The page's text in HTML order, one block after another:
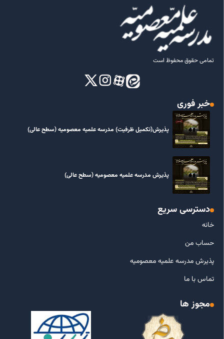
تمامی حقوق محفوظ است
خبر فوری
پذیرش(تکمیل ظرفیت) مدرسه علمیه معصومیه‌ (سطح عالی)
پذیرش مدرسه علمیه معصومیه‌ (سطح عالی)
دسترسی سریع
خانه
حساب من
پذیرش مدرسه علمیه معصومیه
تماس با ما
مجوز ها